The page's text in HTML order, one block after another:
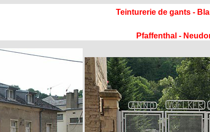
Teinturerie de gants -
Pfaffenthal -